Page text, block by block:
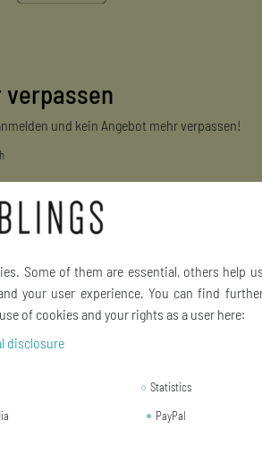
und kein Angebot mehr verpassen!
Subscribe
field.
Some of them are essential, others help
your user experience. You can find
of cookies and your rights as a user here:
disclosure
Statistics
PayPal